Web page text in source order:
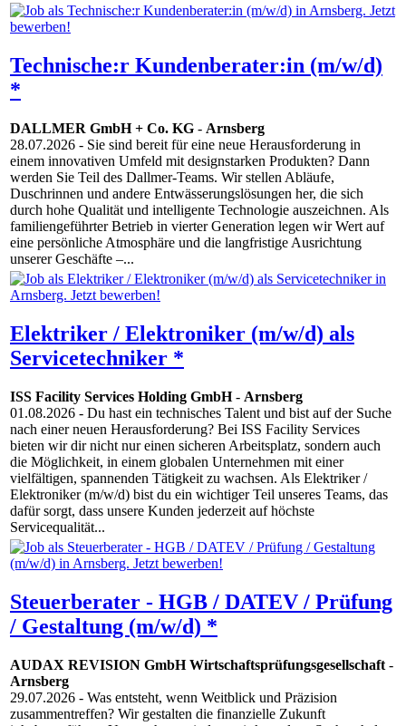
Technische:r Kundenberater:in (m/w/d)
*
DALLMER GmbH + Co. KG - Arnsberg
28.07.2026 - Sie sind bereit für eine neue Herausforderung in
einem innovativen Umfeld mit designstarken Produkten? Dann
werden Sie Teil des Dallmer-Teams. Wir stellen Abläufe,
Duschrinnen und andere Entwässerungslösungen her, die sich
durch hohe Qualität und intelligente Technologie auszeichnen. Als
familiengeführter Betrieb in vierter Generation legen wir Wert auf
eine persönliche Atmosphäre und die langfristige Ausrichtung
unserer Geschäfte –...
Elektriker / Elektroniker (m/w/d) als
Servicetechniker *
ISS Facility Services Holding GmbH- Arnsberg
01.08.2026 - Du hast ein technisches Talent und bist auf der Suche
nach einer neuen Herausforderung? Bei ISS Facility Services
bieten wir dir nicht nur einen sicheren Arbeitsplatz, sondern auch
die Möglichkeit, in einem globalen Unternehmen mit einer
vielfältigen, spannenden Tätigkeit zu wachsen. Als Elektriker /
Elektroniker (m/w/d) bist du ein wichtiger Teil unseres Teams, das
dafür sorgt, dass unsere Kunden jederzeit auf höchste
Servicequalität...
Steuerberater - HGB / DATEV / Prüfung
/ Gestaltung (m/w/d) *
AUDAX REVISION GmbH Wirtschaftsprüfungsgesellschaft -
Arnsberg
29.07.2026 - Was entsteht, wenn Weitblick und Präzision
zusammentreffen? Wir gestalten die finanzielle Zukunft